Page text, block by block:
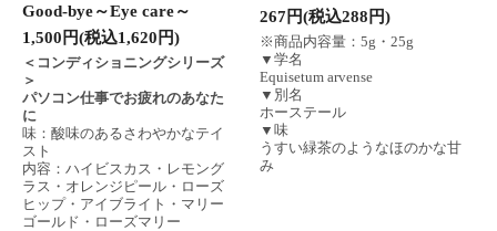
Good-bye～Eye care～
1,500円(税込1,620円)
＜コンディショニングシリーズ
＞
パソコン仕事でお疲れのあなた
に
味：酸味のあるさわやかなテイ
スト
内容：ハイビスカス・レモング
ラス・オレンジピール・ローズ
ヒップ・アイブライト・マリー
ゴールド・ローズマリー
267円(税込288円)
※商品内容量：5g・25g
▼学名
Equisetum arvense
▼別名
ホーステール
▼味
うすい緑茶のようなほのかな甘
み